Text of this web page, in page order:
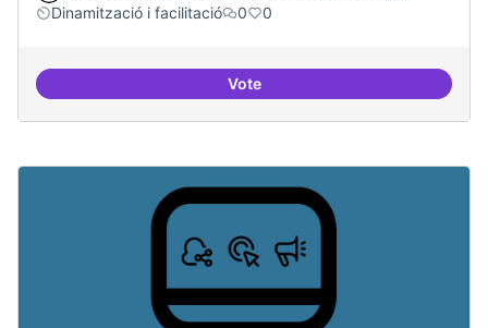
Dinamització i facilitació
0 0
VoteRepositori de coneixement